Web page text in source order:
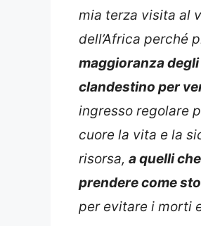
mia terza visita al
dell’Africa perché
maggioranza
clandestino per
ingresso regolare
cuore la vita e la
risorsa, a quelli
prendere come
per evitare i morti